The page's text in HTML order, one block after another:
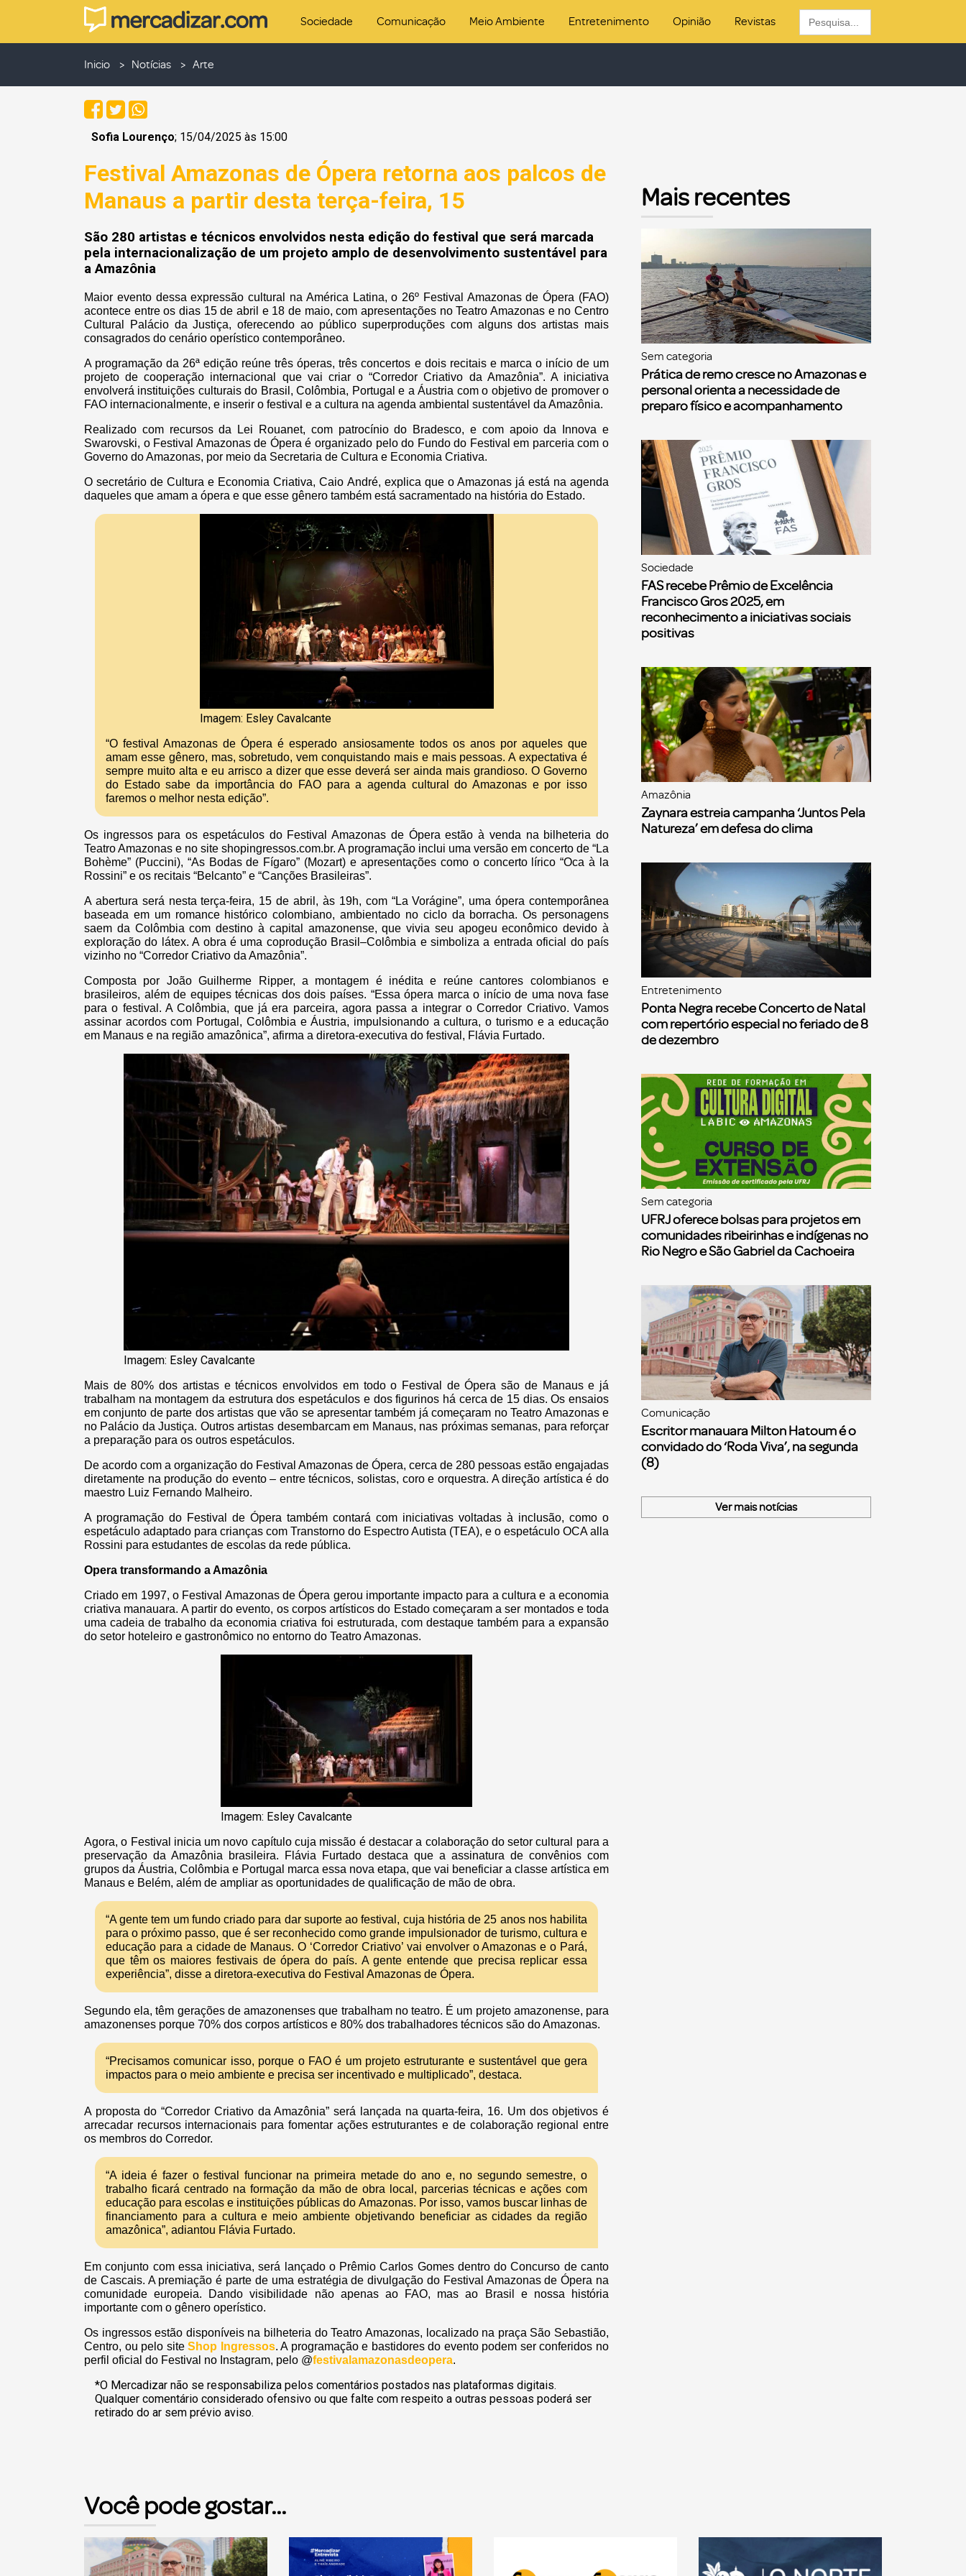
Sociedade Comunicação Meio Ambiente Entretenimento Opinião Revistas
Search
for:
Inicio Notícias Arte
Sofia Lourenço; 15/04/2025 às 15:00
Festival Amazonas de Ópera retorna aos palcos de
Manaus a partir desta terça-feira, 15
São 280 artistas e técnicos envolvidos nesta edição do festival que será marcada
pela internacionalização de um projeto amplo de desenvolvimento sustentável para
a Amazônia
Maior evento dessa expressão cultural na América Latina, o 26º Festival Amazonas de Ópera (FAO)
acontece entre os dias 15 de abril e 18 de maio, com apresentações no Teatro Amazonas e no Centro
Cultural Palácio da Justiça, oferecendo ao público superproduções com alguns dos artistas mais
consagrados do cenário operístico contemporâneo.
A programação da 26ª edição reúne três óperas, três concertos e dois recitais e marca o início de um
projeto de cooperação internacional que vai criar o “Corredor Criativo da Amazônia”. A iniciativa
envolverá instituições culturais do Brasil, Colômbia, Portugal e a Áustria com o objetivo de promover o
FAO internacionalmente, e inserir o festival e a cultura na agenda ambiental sustentável da Amazônia.
Realizado com recursos da Lei Rouanet, com patrocínio do Bradesco, e com apoio da Innova e
Swarovski, o Festival Amazonas de Ópera é organizado pelo do Fundo do Festival em parceria com o
Governo do Amazonas, por meio da Secretaria de Cultura e Economia Criativa.
O secretário de Cultura e Economia Criativa, Caio André, explica que o Amazonas já está na agenda
daqueles que amam a ópera e que esse gênero também está sacramentado na história do Estado.
Imagem: Esley Cavalcante
“O festival Amazonas de Ópera é esperado ansiosamente todos os anos por aqueles que
amam esse gênero, mas, sobretudo, vem conquistando mais e mais pessoas. A expectativa é
sempre muito alta e eu arrisco a dizer que esse deverá ser ainda mais grandioso. O Governo
do Estado sabe da importância do FAO para a agenda cultural do Amazonas e por isso
faremos o melhor nesta edição”.
Os ingressos para os espetáculos do Festival Amazonas de Ópera estão à venda na bilheteria do
Teatro Amazonas e no site shopingressos.com.br. A programação inclui uma versão em concerto de “La
Bohème” (Puccini), “As Bodas de Fígaro” (Mozart) e apresentações como o concerto lírico “Oca à la
Rossini” e os recitais “Belcanto” e “Canções Brasileiras”.
A abertura será nesta terça-feira, 15 de abril, às 19h, com “La Vorágine”, uma ópera contemporânea
baseada em um romance histórico colombiano, ambientado no ciclo da borracha. Os personagens
saem da Colômbia com destino à capital amazonense, que vivia seu apogeu econômico devido à
exploração do látex. A obra é uma coprodução Brasil–Colômbia e simboliza a entrada oficial do país
vizinho no “Corredor Criativo da Amazônia”.
Composta por João Guilherme Ripper, a montagem é inédita e reúne cantores colombianos e
brasileiros, além de equipes técnicas dos dois países. “Essa ópera marca o início de uma nova fase
para o festival. A Colômbia, que já era parceira, agora passa a integrar o Corredor Criativo. Vamos
assinar acordos com Portugal, Colômbia e Áustria, impulsionando a cultura, o turismo e a educação
em Manaus e na região amazônica”, afirma a diretora-executiva do festival, Flávia Furtado.
Imagem: Esley Cavalcante
Mais de 80% dos artistas e técnicos envolvidos em todo o Festival de Ópera são de Manaus e já
trabalham na montagem da estrutura dos espetáculos e dos figurinos há cerca de 15 dias. Os ensaios
em conjunto de parte dos artistas que vão se apresentar também já começaram no Teatro Amazonas e
no Palácio da Justiça. Outros artistas desembarcam em Manaus, nas próximas semanas, para reforçar
a preparação para os outros espetáculos.
De acordo com a organização do Festival Amazonas de Ópera, cerca de 280 pessoas estão engajadas
diretamente na produção do evento – entre técnicos, solistas, coro e orquestra. A direção artística é do
maestro Luiz Fernando Malheiro.
A programação do Festival de Ópera também contará com iniciativas voltadas à inclusão, como o
espetáculo adaptado para crianças com Transtorno do Espectro Autista (TEA), e o espetáculo OCA alla
Rossini para estudantes de escolas da rede pública.
Opera transformando a Amazônia
Criado em 1997, o Festival Amazonas de Ópera gerou importante impacto para a cultura e a economia
criativa manauara. A partir do evento, os corpos artísticos do Estado começaram a ser montados e toda
uma cadeia de trabalho da economia criativa foi estruturada, com destaque também para a expansão
do setor hoteleiro e gastronômico no entorno do Teatro Amazonas.
Imagem: Esley Cavalcante
Agora, o Festival inicia um novo capítulo cuja missão é destacar a colaboração do setor cultural para a
preservação da Amazônia brasileira. Flávia Furtado destaca que a assinatura de convênios com
grupos da Áustria, Colômbia e Portugal marca essa nova etapa, que vai beneficiar a classe artística em
Manaus e Belém, além de ampliar as oportunidades de qualificação de mão de obra.
“A gente tem um fundo criado para dar suporte ao festival, cuja história de 25 anos nos habilita
para o próximo passo, que é ser reconhecido como grande impulsionador de turismo, cultura e
educação para a cidade de Manaus. O ‘Corredor Criativo’ vai envolver o Amazonas e o Pará,
que têm os maiores festivais de ópera do país. A gente entende que precisa replicar essa
experiência”, disse a diretora-executiva do Festival Amazonas de Ópera.
Segundo ela, têm gerações de amazonenses que trabalham no teatro. É um projeto amazonense, para
amazonenses porque 70% dos corpos artísticos e 80% dos trabalhadores técnicos são do Amazonas.
“Precisamos comunicar isso, porque o FAO é um projeto estruturante e sustentável que gera
impactos para o meio ambiente e precisa ser incentivado e multiplicado”, destaca.
A proposta do “Corredor Criativo da Amazônia” será lançada na quarta-feira, 16. Um dos objetivos é
arrecadar recursos internacionais para fomentar ações estruturantes e de colaboração regional entre
os membros do Corredor.
“A ideia é fazer o festival funcionar na primeira metade do ano e, no segundo semestre, o
trabalho ficará centrado na formação da mão de obra local, parcerias técnicas e ações com
educação para escolas e instituições públicas do Amazonas. Por isso, vamos buscar linhas de
financiamento para a cultura e meio ambiente objetivando beneficiar as cidades da região
amazônica”, adiantou Flávia Furtado.
Em conjunto com essa iniciativa, será lançado o Prêmio Carlos Gomes dentro do Concurso de canto
de Cascais. A premiação é parte de uma estratégia de divulgação do Festival Amazonas de Ópera na
comunidade europeia. Dando visibilidade não apenas ao FAO, mas ao Brasil e nossa história
importante com o gênero operístico.
Os ingressos estão disponíveis na bilheteria do Teatro Amazonas, localizado na praça São Sebastião,
Centro, ou pelo siteShop Ingressos. A programação e bastidores do evento podem ser conferidos no
perfil oficial do Festival no Instagram, pelo @festivalamazonasdeopera.
*O Mercadizar não se responsabiliza pelos comentários postados nas plataformas digitais.
Qualquer comentário considerado ofensivo ou que falte com respeito a outras pessoas poderá ser
retirado do ar sem prévio aviso.
Mais recentes
Sem categoria
Prática de remo cresce no Amazonas e
personal orienta a necessidade de
preparo físico e acompanhamento
Sociedade
FAS recebe Prêmio de Excelência
Francisco Gros 2025, em
reconhecimento a iniciativas sociais
positivas
Amazônia
Zaynara estreia campanha ‘Juntos Pela
Natureza’ em defesa do clima
Entretenimento
Ponta Negra recebe Concerto de Natal
com repertório especial no feriado de 8
de dezembro
Sem categoria
UFRJ oferece bolsas para projetos em
comunidades ribeirinhas e indígenas no
Rio Negro e São Gabriel da Cachoeira
Comunicação
Escritor manauara Milton Hatoum é o
convidado do ‘Roda Viva’, na segunda
(8)
Ver mais notícias
Você pode gostar...